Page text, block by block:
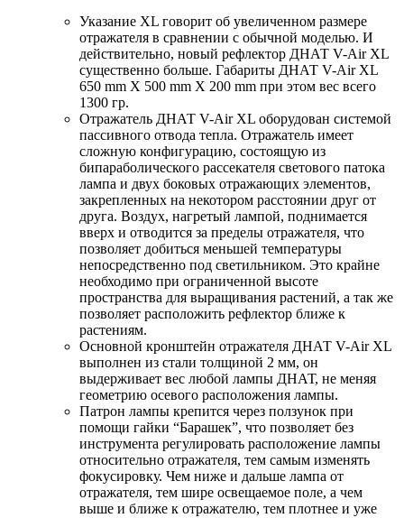
Указание XL говорит об увеличенном размере
отражателя в сравнении с обычной моделью. И
действительно, новый рефлектор ДНАТ V-Air XL
существенно больше. Габариты ДНАТ V-Air XL
650 mm Х 500 mm Х 200 mm при этом вес всего
1300 гр.
Отражатель ДНАТ V-Air XL оборудован системой
пассивного отвода тепла. Отражатель имеет
сложную конфигурацию, состоящую из
бипараболического рассекателя светового патока
лампа и двух боковых отражающих элементов,
закрепленных на некотором расстоянии друг от
друга. Воздух, нагретый лампой, поднимается
вверх и отводится за пределы отражателя, что
позволяет добиться меньшей температуры
непосредственно под светильником. Это крайне
необходимо при ограниченной высоте
пространства для выращивания растений, а так же
позволяет расположить рефлектор ближе к
растениям.
Основной кронштейн отражателя ДНАТ V-Air XL
выполнен из стали толщиной 2 мм, он
выдерживает вес любой лампы ДНАТ, не меняя
геометрию осевого расположения лампы.
Патрон лампы крепится через ползунок при
помощи гайки “Барашек”, что позволяет без
инструмента регулировать расположение лампы
относительно отражателя, тем самым изменять
фокусировку. Чем ниже и дальше лампа от
отражателя, тем шире освещаемое поле, а чем
выше и ближе к отражателю, тем плотнее и уже